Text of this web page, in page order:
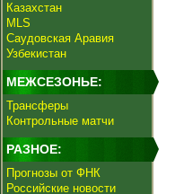
Казахстан
MLS
Саудовская Аравия
Узбекистан
МЕЖСЕЗОНЬЕ:
Трансферы
Контрольные матчи
РАЗНОЕ:
Прогнозы от ФНК
Российские новости